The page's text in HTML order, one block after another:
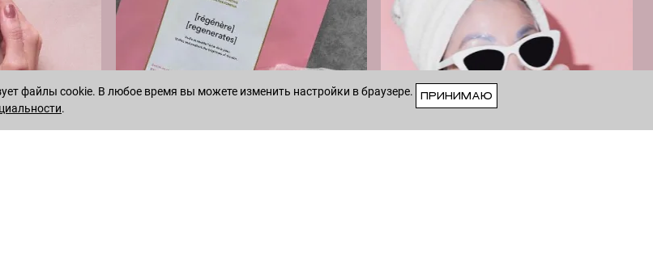
файлы cookie. В любое время вы можете изменить настройки в браузере.
.
ПРИНИМАЮ